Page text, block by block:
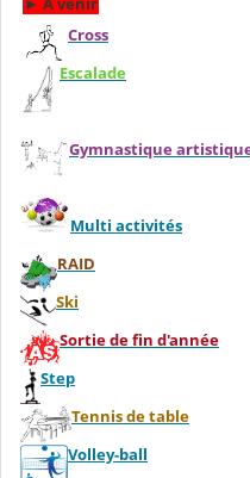
Cross
Escalade
Gymnastique
Multi activités
RAID
Ski
Sortie de fin d'année
Step
Tennis de table
Volley-ball